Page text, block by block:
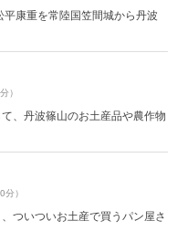
康重を常陸国笠間城から丹波
）
、丹波篠山のお土産品や農作物
分）
ついついお土産で買うパン屋さ